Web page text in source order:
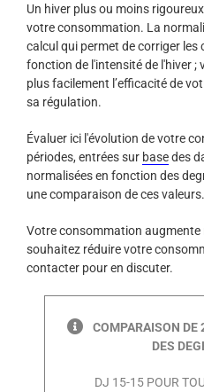
Un hiver plus ou moins
votre consommation. La
calcul qui permet de corriger les
fonction de l'intensité de l'hiver ;
plus facilement l’efficacité de
sa régulation.
Évaluer ici l'évolution de votre
périodes, entrées sur basedes
normalisées en fonction des
une comparaison de ces valeurs.
Votre consommation
souhaitez réduire votre
contacter pour en discuter.
COMPARAISON DE
DES
DJ 15-15 POUR